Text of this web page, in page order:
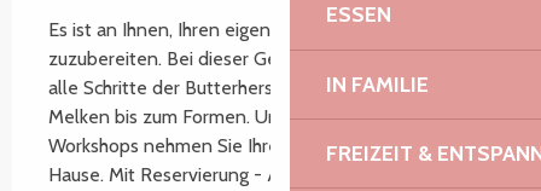
ESSEN
IN FAMILIE
FREIZEIT &
Es ist an Ihnen, Ihren eigenen Butterklumpen
zuzubereiten. Bei dieser Gelegenheit wird man Ihnen
alle Schritte der Butterherstellung erklären: vom
Melken bis zum Formen. Und am Ende des
Workshops nehmen Sie Ihre frische Butter mit nach
Hause. Mit Reservierung - Anmeldungen sind zwei